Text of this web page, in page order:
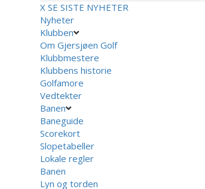
X SE SISTE NYHETER
Nyheter
Klubben
Om Gjersjøen Golf
Klubbmestere
Klubbens historie
Golfamore
Vedtekter
Banen
Baneguide
Scorekort
Slopetabeller
Lokale regler
Banen
Lyn og torden